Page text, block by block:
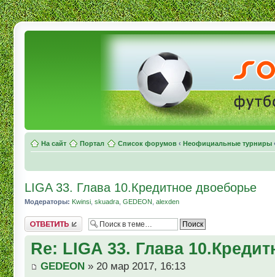
На сайт Портал Список форумов ‹ Неофициальные турниры
LIGA 33. Глава 10.Кредитное двоеборье
Модераторы: Kwinsi skuadra GEDEON alexden
Комментировать
Re: LIGA 33. Глава
GEDEON » 20 мар 2017, 16:13